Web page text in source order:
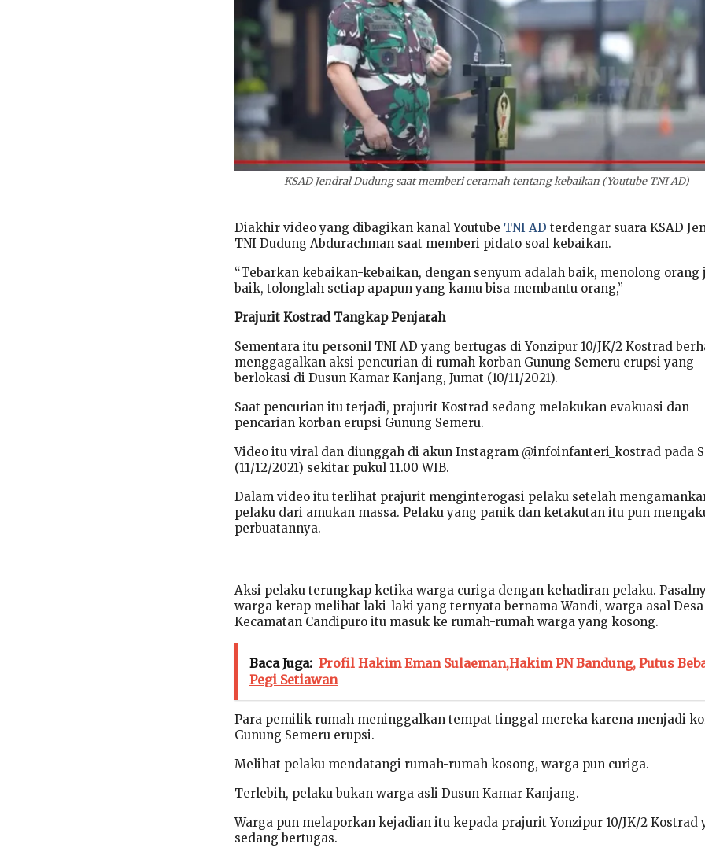
KSAD Jendral Dudung saat memberi ceramah tentang kebaikan (Youtube TNI AD)
Diakhir video yang dibagikan kanal Youtube TNI AD terdengar suara KSAD
TNI Dudung Abdurachman saat memberi pidato soal kebaikan.
“Tebarkan kebaikan-kebaikan, dengan senyum adalah baik, menolong orang
baik, tolonglah setiap apapun yang kamu bisa membantu orang,”
Prajurit Kostrad Tangkap Penjarah
Sementara itu personil TNI AD yang bertugas di Yonzipur 10/JK/2 Kostrad
menggagalkan aksi pencurian di rumah korban Gunung Semeru erupsi yang
berlokasi di Dusun Kamar Kanjang, Jumat (10/11/2021).
Saat pencurian itu terjadi, prajurit Kostrad sedang melakukan evakuasi dan
pencarian korban erupsi Gunung Semeru.
Video itu viral dan diunggah di akun Instagram @infoinfanteri_kostrad pada
(11/12/2021) sekitar pukul 11.00 WIB.
Dalam video itu terlihat prajurit menginterogasi pelaku setelah
pelaku dari amukan massa. Pelaku yang panik dan ketakutan itu pun
perbuatannya.
Aksi pelaku terungkap ketika warga curiga dengan kehadiran pelaku.
warga kerap melihat laki-laki yang ternyata bernama Wandi, warga asal
Kecamatan Candipuro itu masuk ke rumah-rumah warga yang kosong.
Baca Juga: Profil Hakim Eman Sulaeman,Hakim PN Bandung, Putus
Pegi Setiawan
Para pemilik rumah meninggalkan tempat tinggal mereka karena menjadi
Gunung Semeru erupsi.
Melihat pelaku mendatangi rumah-rumah kosong, warga pun curiga.
Terlebih, pelaku bukan warga asli Dusun Kamar Kanjang.
Warga pun melaporkan kejadian itu kepada prajurit Yonzipur 10/JK/2 Kostrad
sedang bertugas.